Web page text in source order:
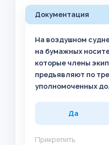
Документация
На воздушном
на бумажных
которые члены
предъявляют по
уполномоченных
Да
Прикрепить